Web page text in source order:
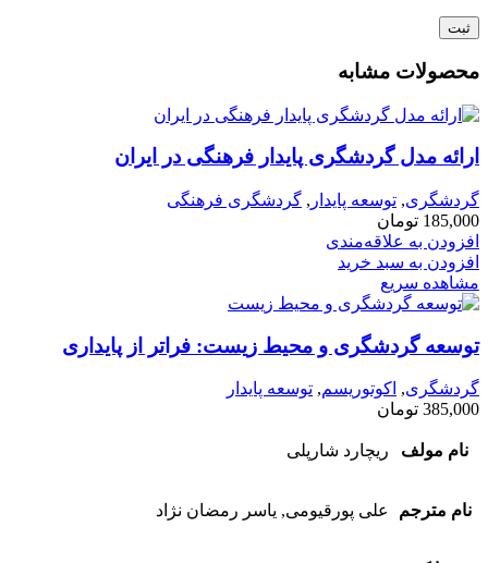
محصولات مشابه
ارائه مدل گردشگری پایدار فرهنگی در ایران
گردشگری, توسعه پایدار , گردشگری فرهنگی
185,000 تومان
افزودن به علاقه‌مندی
افزودن به سبد خرید
مشاهده سریع
توسعه گردشگری و محیط زیست: فراتر از پایداری
گردشگری, اکوتوریسم, توسعه پایدار
385,000 تومان
نام مولف ریچارد شارپلی
نام مترجم علی پورقیومی, یاسر رمضان نژاد